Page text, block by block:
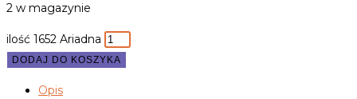
2 w magazynie
ilość 1652 Ariadna
DODAJ DO KOSZYKA
Opis